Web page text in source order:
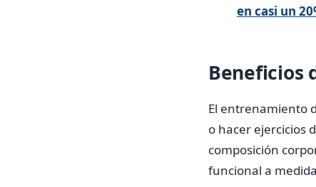
en casi un
Beneficios
El entrenamiento
o hacer ejercicios
composición
funcional a